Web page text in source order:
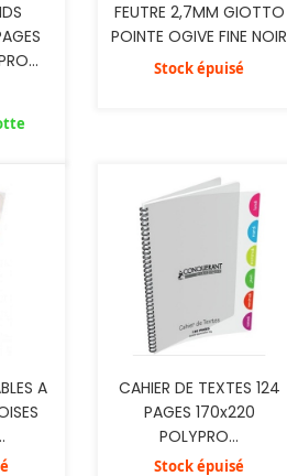
FEUTRE 2,7MM GIOTTO
POINTE OGIVE FINE NOIR
Stock épuisé
A
CAHIER DE TEXTES 124
PAGES 170x220
POLYPRO...
Stock épuisé